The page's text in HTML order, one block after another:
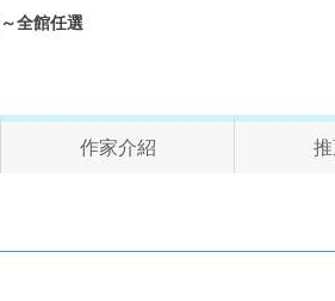
全館任選
作家介紹